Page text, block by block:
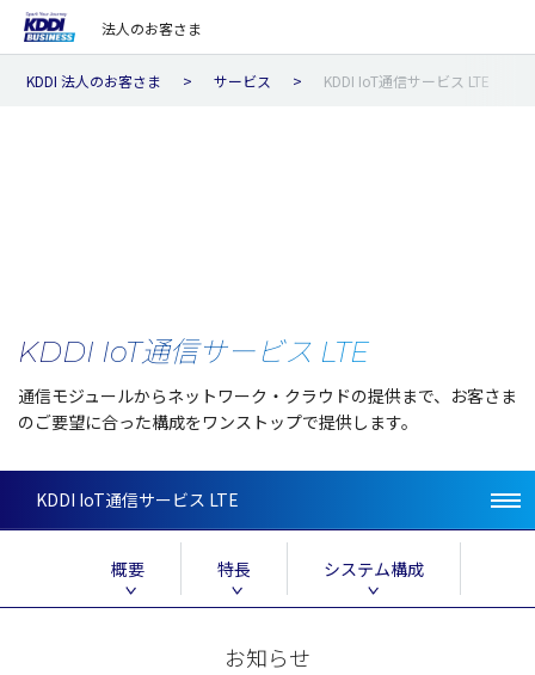
法人のお客さま
KDDI 法人のお客さま サービス KDDI IoT通信サービス LTE
KDDI IoT通信サービス LTE
通信モジュールからネットワーク・クラウドの提供まで、お客さま
のご要望に合った構成をワンストップで提供します。
KDDI IoT通信サービス LTE
概要 特長 システム構成
お知らせ